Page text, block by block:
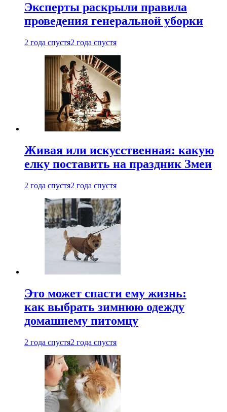
Эксперты раскрыли правила
проведения генеральной уборки
2 года спустя2 года спустя
Живая или искусственная: какую
елку поставить на праздник Змеи
2 года спустя2 года спустя
Это может спасти ему жизнь:
как выбрать зимнюю одежду
домашнему питомцу
2 года спустя2 года спустя